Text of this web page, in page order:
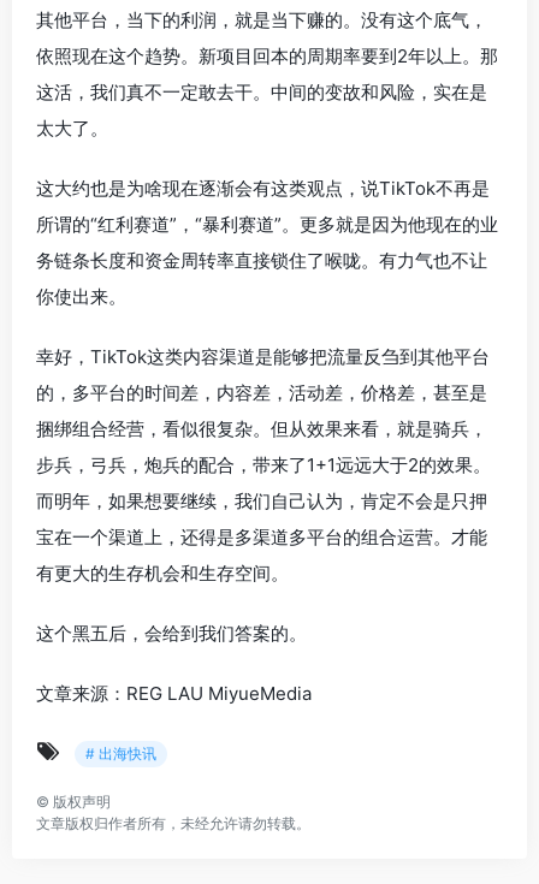
其他平台，当下的利润，就是当下赚的。没有这个底气，
依照现在这个趋势。新项目回本的周期率要到2年以上。那
这活，我们真不一定敢去干。中间的变故和风险，实在是
太大了。
这大约也是为啥现在逐渐会有这类观点，说TikTok不再是
所谓的“红利赛道”，“暴利赛道”。更多就是因为他现在的业
务链条长度和资金周转率直接锁住了喉咙。有力气也不让
你使出来。
幸好，TikTok这类内容渠道是能够把流量反刍到其他平台
的，多平台的时间差，内容差，活动差，价格差，甚至是
捆绑组合经营，看似很复杂。但从效果来看，就是骑兵，
步兵，弓兵，炮兵的配合，带来了1+1远远大于2的效果。
而明年，如果想要继续，我们自己认为，肯定不会是只押
宝在一个渠道上，还得是多渠道多平台的组合运营。才能
有更大的生存机会和生存空间。
这个黑五后，会给到我们答案的。
文章来源：REG LAU MiyueMedia
# 出海快讯
© 版权声明
文章版权归作者所有，未经允许请勿转载。